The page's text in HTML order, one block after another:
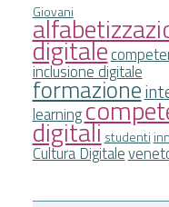
Giovani
digitale
inclusione digitale
formazione
learning
digitali studenti
Cultura Digitale